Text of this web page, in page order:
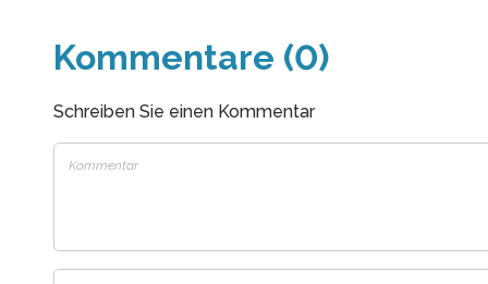
Kommentare (0)
Schreiben Sie einen Kommentar